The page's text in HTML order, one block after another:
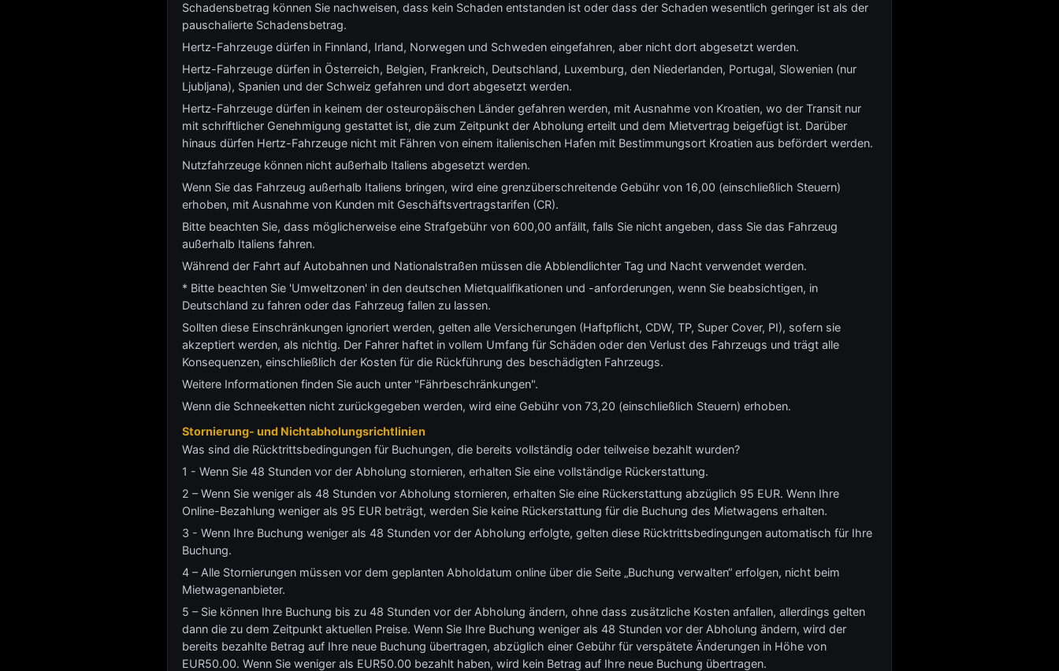
Schadensbetrag können Sie nachweisen, dass kein Schaden entstanden ist oder dass der Schaden wesentlich geringer ist als der
pauschalierte Schadensbetrag.
Hertz-Fahrzeuge dürfen in Finnland, Irland, Norwegen und Schweden eingefahren, aber nicht dort abgesetzt werden.
Hertz-Fahrzeuge dürfen in Österreich, Belgien, Frankreich, Deutschland, Luxemburg, den Niederlanden, Portugal, Slowenien (nur
Ljubljana), Spanien und der Schweiz gefahren und dort abgesetzt werden.
Hertz-Fahrzeuge dürfen in keinem der osteuropäischen Länder gefahren werden, mit Ausnahme von Kroatien, wo der Transit nur
mit schriftlicher Genehmigung gestattet ist, die zum Zeitpunkt der Abholung erteilt und dem Mietvertrag beigefügt ist. Darüber
hinaus dürfen Hertz-Fahrzeuge nicht mit Fähren von einem italienischen Hafen mit Bestimmungsort Kroatien aus befördert werden.
Nutzfahrzeuge können nicht außerhalb Italiens abgesetzt werden.
Wenn Sie das Fahrzeug außerhalb Italiens bringen, wird eine grenzüberschreitende Gebühr von 16,00 (einschließlich Steuern)
erhoben, mit Ausnahme von Kunden mit Geschäftsvertragstarifen (CR).
Bitte beachten Sie, dass möglicherweise eine Strafgebühr von 600,00 anfällt, falls Sie nicht angeben, dass Sie das Fahrzeug
außerhalb Italiens fahren.
Während der Fahrt auf Autobahnen und Nationalstraßen müssen die Abblendlichter Tag und Nacht verwendet werden.
* Bitte beachten Sie 'Umweltzonen' in den deutschen Mietqualifikationen und -anforderungen, wenn Sie beabsichtigen, in
Deutschland zu fahren oder das Fahrzeug fallen zu lassen.
Sollten diese Einschränkungen ignoriert werden, gelten alle Versicherungen (Haftpflicht, CDW, TP, Super Cover, PI), sofern sie
akzeptiert werden, als nichtig. Der Fahrer haftet in vollem Umfang für Schäden oder den Verlust des Fahrzeugs und trägt alle
Konsequenzen, einschließlich der Kosten für die Rückführung des beschädigten Fahrzeugs.
Weitere Informationen finden Sie auch unter "Fährbeschränkungen".
Wenn die Schneeketten nicht zurückgegeben werden, wird eine Gebühr von 73,20 (einschließlich Steuern) erhoben.
Stornierung- und Nichtabholungsrichtlinien
Was sind die Rücktrittsbedingungen für Buchungen, die bereits vollständig oder teilweise bezahlt wurden?
1 - Wenn Sie 48 Stunden vor der Abholung stornieren, erhalten Sie eine vollständige Rückerstattung.
2 – Wenn Sie weniger als 48 Stunden vor Abholung stornieren, erhalten Sie eine Rückerstattung abzüglich 95 EUR. Wenn Ihre
Online-Bezahlung weniger als 95 EUR beträgt, werden Sie keine Rückerstattung für die Buchung des Mietwagens erhalten.
3 - Wenn Ihre Buchung weniger als 48 Stunden vor der Abholung erfolgte, gelten diese Rücktrittsbedingungen automatisch für Ihre
Buchung.
4 – Alle Stornierungen müssen vor dem geplanten Abholdatum online über die Seite „Buchung verwalten“ erfolgen, nicht beim
Mietwagenanbieter.
5 – Sie können Ihre Buchung bis zu 48 Stunden vor der Abholung ändern, ohne dass zusätzliche Kosten anfallen, allerdings gelten
dann die zu dem Zeitpunkt aktuellen Preise. Wenn Sie Ihre Buchung weniger als 48 Stunden vor der Abholung ändern, wird der
bereits bezahlte Betrag auf Ihre neue Buchung übertragen, abzüglich einer Gebühr für verspätete Änderungen in Höhe von
EUR50.00. Wenn Sie weniger als EUR50.00 bezahlt haben, wird kein Betrag auf Ihre neue Buchung übertragen.